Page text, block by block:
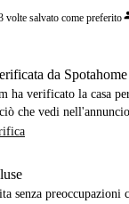
volte salvato come preferito
da Spotahome
ha verificato la casa
che vedi
senza preoccupazioni